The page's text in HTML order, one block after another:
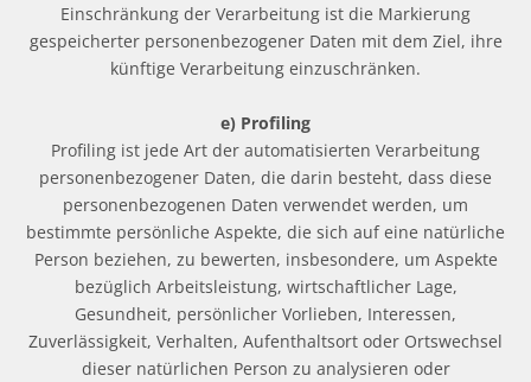
Einschränkung der Verarbeitung ist die Markierung
gespeicherter personenbezogener Daten mit dem Ziel, ihre
künftige Verarbeitung einzuschränken.
e) Profiling
Profiling ist jede Art der automatisierten Verarbeitung
personenbezogener Daten, die darin besteht, dass diese
personenbezogenen Daten verwendet werden, um
bestimmte persönliche Aspekte, die sich auf eine natürliche
Person beziehen, zu bewerten, insbesondere, um Aspekte
bezüglich Arbeitsleistung, wirtschaftlicher Lage,
Gesundheit, persönlicher Vorlieben, Interessen,
Zuverlässigkeit, Verhalten, Aufenthaltsort oder Ortswechsel
dieser natürlichen Person zu analysieren oder